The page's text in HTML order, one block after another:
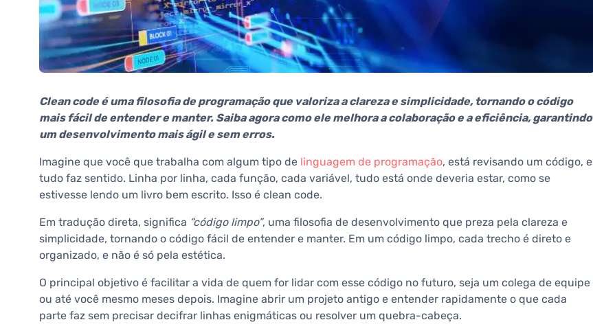
Clean code é uma filosofia de programação que valoriza a clareza e simplicidade, tornando o código
mais fácil de entender e manter. Saiba agora como ele melhora a colaboração e a eficiência, garantindo
um desenvolvimento mais ágil e sem erros.
Imagine que você que trabalha com algum tipo de linguagem de programação, está revisando um código, e
tudo faz sentido. Linha por linha, cada função, cada variável, tudo está onde deveria estar, como se
estivesse lendo um livro bem escrito. Isso é clean code.
Em tradução direta, significa “código limpo”, uma filosofia de desenvolvimento que preza pela clareza e
simplicidade, tornando o código fácil de entender e manter. Em um código limpo, cada trecho é direto e
organizado, e não é só pela estética.
O principal objetivo é facilitar a vida de quem for lidar com esse código no futuro, seja um colega de equipe
ou até você mesmo meses depois. Imagine abrir um projeto antigo e entender rapidamente o que cada
parte faz sem precisar decifrar linhas enigmáticas ou resolver um quebra-cabeça.